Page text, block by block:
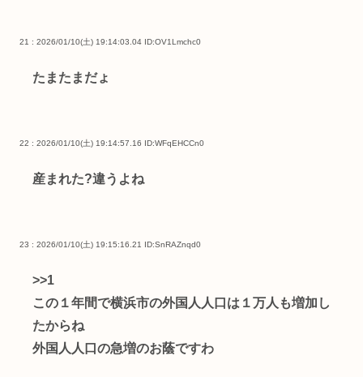
21 : 2026/01/10(土) 19:14:03.04 ID:OV1Lmchc0
たまたまだょ
22 : 2026/01/10(土) 19:14:57.16 ID:WFqEHCCn0
産まれた?違うよね
23 : 2026/01/10(土) 19:15:16.21 ID:SnRAZnqd0
>>1
この１年間で横浜市の外国人人口は１万人も増加し
たからね
外国人人口の急増のお蔭ですわ